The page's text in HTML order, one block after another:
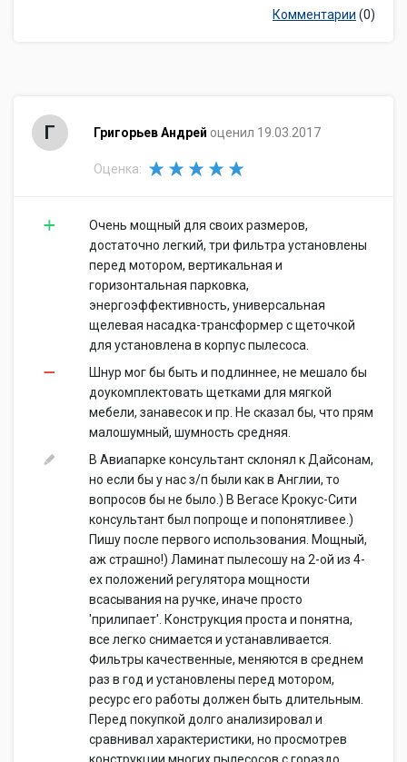
Комментарии (0)
Г Григорьев Андрей оценил 19.03.2017
Оценка:
Очень мощный для своих размеров,
достаточно легкий, три фильтра установлены
перед мотором, вертикальная и
горизонтальная парковка,
энергоэффективность, универсальная
щелевая насадка-трансформер с щеточкой
для установлена в корпус пылесоса.
Шнур мог бы быть и подлиннее, не мешало бы
доукомплектовать щетками для мягкой
мебели, занавесок и пр. Не сказал бы, что прям
малошумный, шумность средняя.
В Авиапарке консультант склонял к Дайсонам,
но если бы у нас з/п были как в Англии, то
вопросов бы не было.) В Вегасе Крокус-Сити
консультант был попроще и попонятливее.)
Пишу после первого использования. Мощный,
аж страшно!) Ламинат пылесошу на 2-ой из 4-
ех положений регулятора мощности
всасывания на ручке, иначе просто
'прилипает'. Конструкция проста и понятна,
все легко снимается и устанавливается.
Фильтры качественные, меняются в среднем
раз в год и установлены перед мотором,
ресурс его работы должен быть длительным.
Перед покупкой долго анализировал и
сравнивал характеристики, но просмотрев